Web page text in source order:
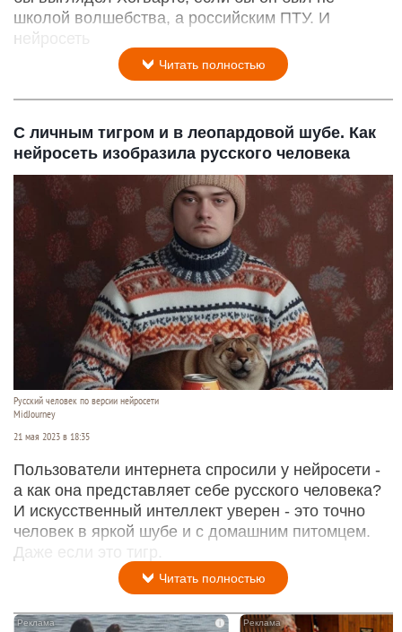
школой волшебства, а российским ПТУ. И
нейросеть
Читать полностью
С личным тигром и в леопардовой шубе. Как
нейросеть изобразила русского человека
Русский человек по версии нейросети
MidJourney
21 мая 2023 в 18:35
Пользователи интернета спросили у нейросети -
а как она представляет себе русского человека?
И искусственный интеллект уверен - это точно
человек в яркой шубе и с домашним питомцем.
Даже если это тигр.
Читать полностью
i